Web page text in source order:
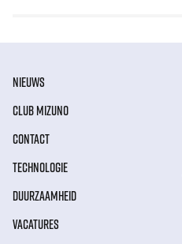
NIEUWS
CLUB MIZUNO
CONTACT
TECHNOLOGIE
DUURZAAMHEID
VACATURES